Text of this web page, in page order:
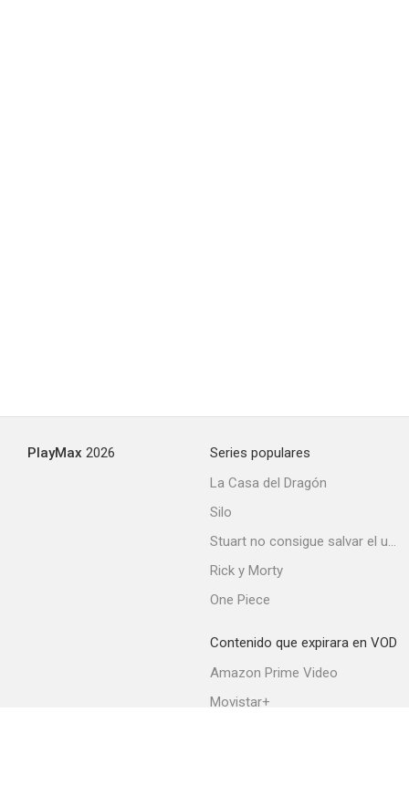
PlayMax 2026
Series populares
La Casa del Dragón
Silo
Stuart no consigue salvar el universo
Rick y Morty
One Piece
Contenido que expirara en VOD
Amazon Prime Video
Movistar+